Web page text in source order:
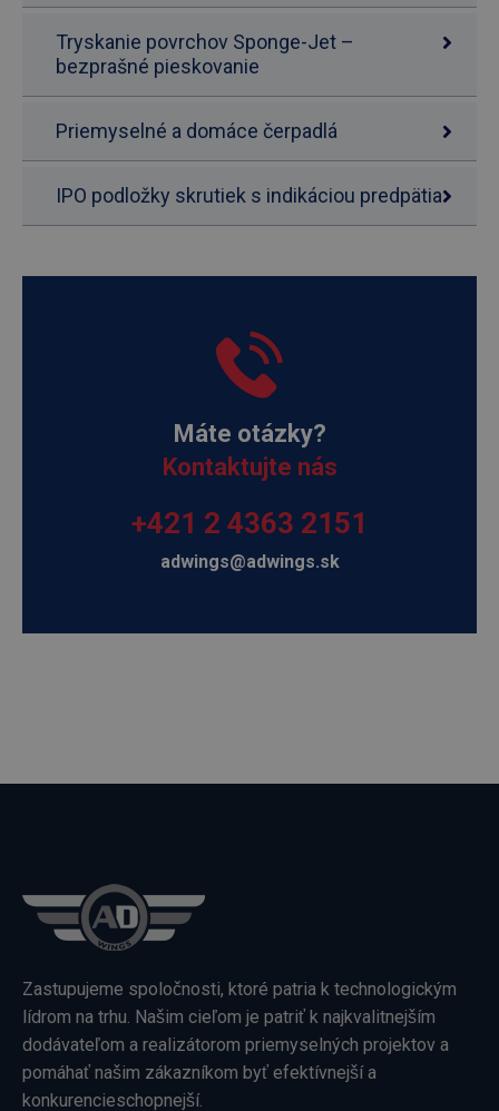
Tryskanie povrchov Sponge-Jet –
bezprašné pieskovanie
Priemyselné a domáce čerpadlá
IPO podložky skrutiek s indikáciou predpätia
Máte otázky?
Kontaktujte nás
+421 2 4363 2151
adwings@adwings.sk
Zastupujeme spoločnosti, ktoré patria k technologickým
lídrom na trhu. Našim cieľom je patriť k najkvalitnejším
dodávateľom a realizátorom priemyselných projektov a
pomáhať našim zákazníkom byť efektívnejší a
konkurencieschopnejší.